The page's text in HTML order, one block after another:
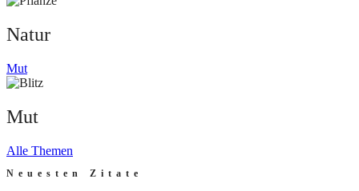
Natur
Mut
Mut
Alle Themen
Neuesten Zitate